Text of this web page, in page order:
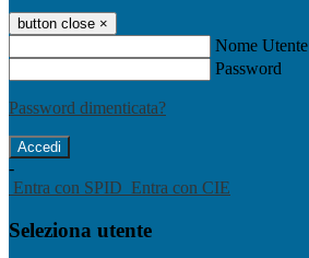
button close ×
Nome Utente
Password
Password dimenticata?
-
Entra con SPID Entra con CIE
Seleziona utente